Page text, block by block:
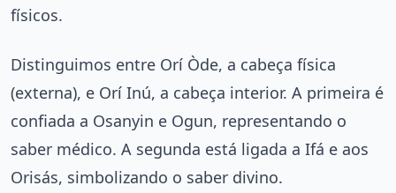
físicos.
Distinguimos entre Orí Òde, a cabeça física
(externa), e Orí Inú, a cabeça interior. A primeira é
confiada a Osanyin e Ogun, representando o
saber médico. A segunda está ligada a Ifá e aos
Orisás, simbolizando o saber divino.